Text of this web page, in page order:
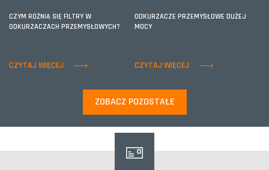
CZYM RÓŻNIĄ SIĘ FILTRY W
ODKURZACZACH PRZEMYSŁOWYCH?
CZYTAJ WIĘCEJ
ODKURZACZE PRZEMYSŁOWE DUŻEJ
MOCY
CZYTAJ WIĘCEJ
ZOBACZ POZOSTAŁE